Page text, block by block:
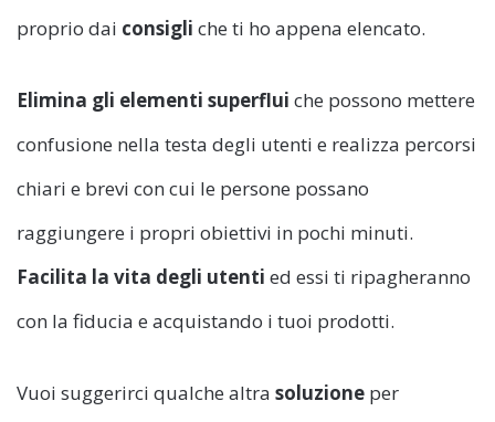
proprio dai consigli che ti ho appena elencato.
Elimina gli elementi superflui che possono mettere
confusione nella testa degli utenti e realizza percorsi
chiari e brevi con cui le persone possano
raggiungere i propri obiettivi in pochi minuti.
Facilita la vita degli utenti ed essi ti ripagheranno
con la fiducia e acquistando i tuoi prodotti.
Vuoi suggerirci qualche altra soluzione per